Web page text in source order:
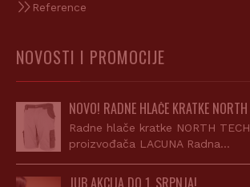
Reference
NOVOSTI I PROMOCIJE
NOVO! RADNE HLAČE KRATKE
Radne hlače kratke NORTH
proizvođača LACUNA Radna…